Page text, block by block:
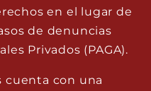
en el lugar de
de denuncias
Privados (PAGA).
cuenta con una